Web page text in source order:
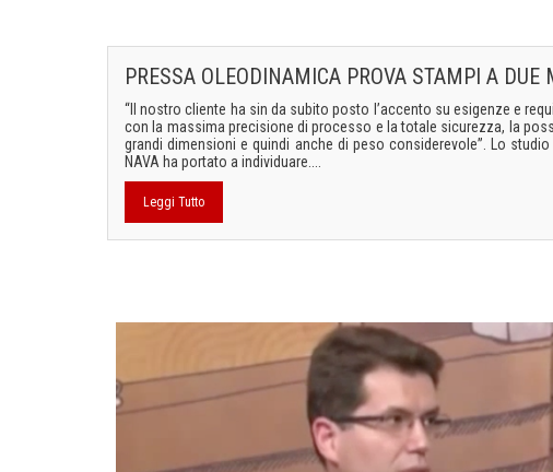
PRESSA OLEODINAMICA PROVA STAMPI A DUE
“Il nostro cliente ha sin da subito posto l’accento su esigenze e
con la massima precisione di processo e la totale sicurezza, la
grandi dimensioni e quindi anche di peso considerevole”. Lo
NAVA ha portato a individuare....
Leggi Tutto